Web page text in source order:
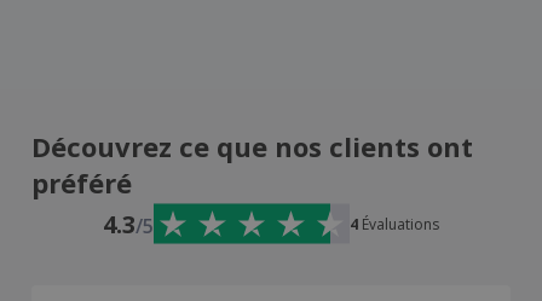
Découvrez ce que nos clients ont
préféré
4.3/5 4 Évaluations